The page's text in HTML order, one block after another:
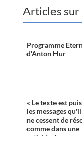
Articles sur
Programme
d'Anton Hur
« Le texte est
les messages
ne cessent de
comme dans une
cathédrale. »